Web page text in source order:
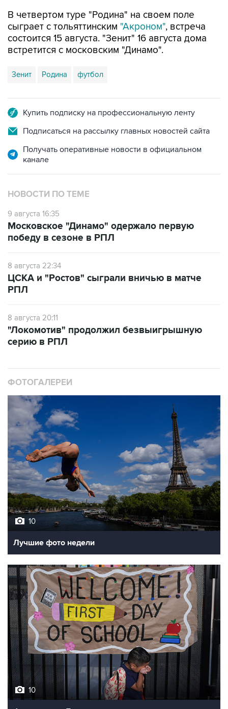
В четвертом туре "Родина" на своем поле
сыграет с тольяттинским "Акроном", встреча
состоится 15 августа. "Зенит" 16 августа дома
встретится с московским "Динамо".
Зенит Родина футбол
Купить подписку на профессиональную ленту
Подписаться на рассылку главных новостей сайта
Получать оперативные новости в официальном
канале
НОВОСТИ ПО ТЕМЕ
9 августа 16:35
Московское "Динамо" одержало первую
победу в сезоне в РПЛ
8 августа 22:34
ЦСКА и "Ростов" сыграли вничью в матче
РПЛ
8 августа 20:11
"Локомотив" продолжил безвыигрышную
серию в РПЛ
ФОТОГАЛЕРЕИ
10
Лучшие фото недели
10